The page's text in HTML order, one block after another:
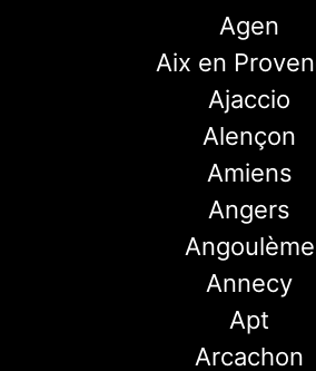
Agen
Aix en
Ajaccio
Alençon
Amiens
Angers
Angoulème
Annecy
Apt
Arcachon